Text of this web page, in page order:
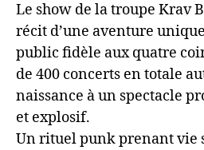
Le show de la troupe Krav
récit d’une aventure
public fidèle aux quatre
de 400 concerts en totale
naissance à un spectacle
et explosif.
Un rituel punk prenant vie